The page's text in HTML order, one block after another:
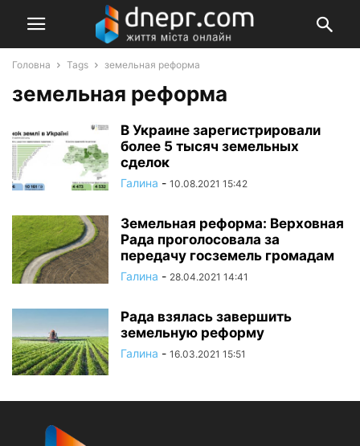
Головна Tags земельная реформа
земельная реформа
В Украине зарегистрировали
более 5 тысяч земельных
сделок
Галина - 10.08.2021 15:42
Земельная реформа: Верховная
Рада проголосовала за
передачу госземель громадам
Галина - 28.04.2021 14:41
Рада взялась завершить
земельную реформу
Галина - 16.03.2021 15:51